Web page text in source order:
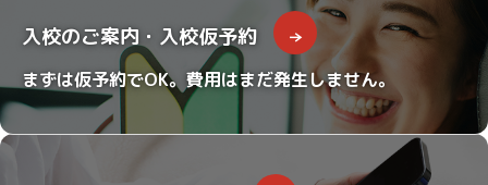
入校のご案内・入校仮予約
まずは仮予約でOK。費用はまだ発生しません。